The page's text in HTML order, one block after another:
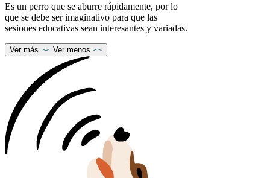
Es un perro que se aburre rápidamente, por lo
que se debe ser imaginativo para que las
sesiones educativas sean interesantes y variadas.
Ver más Ver menos